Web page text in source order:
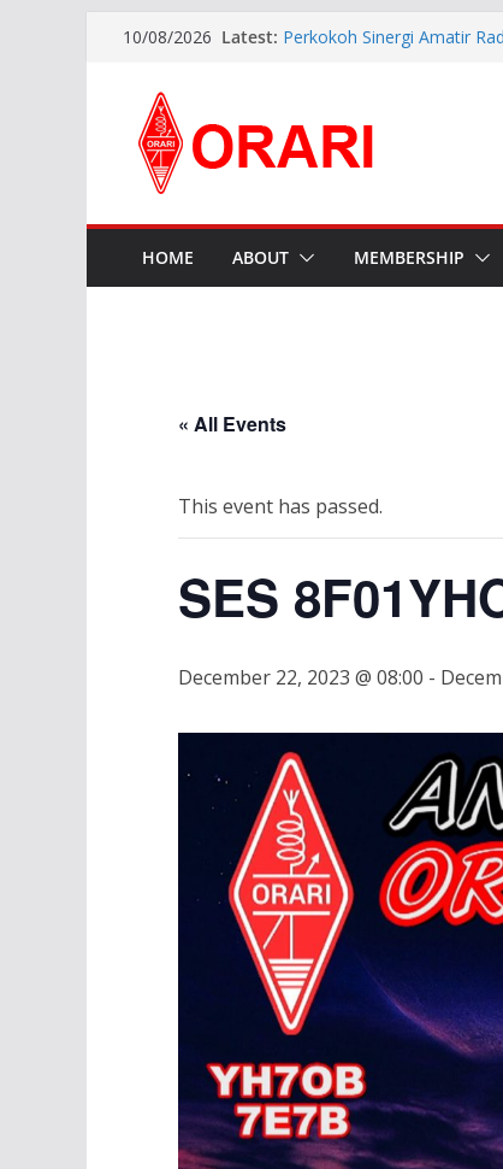
10/08/2026 Latest: Perkokoh Sinergi Amatir
INDONESIA AWARD 2026
APG27-3 ( The 3rd Meeting
Bengkalis 2026–2029,
Daerah Riau
HOME ABOUT MEMBERSHIP
« All Events
This event has passed.
SES
December 22, 2023 @ 08:00 -